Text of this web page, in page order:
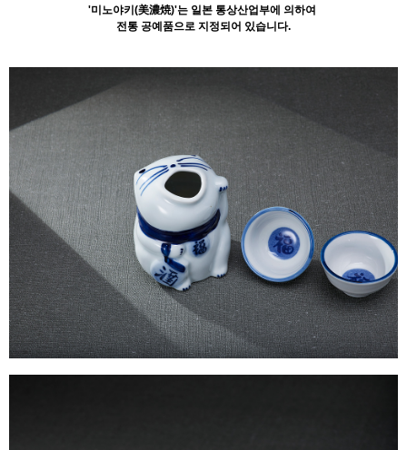
'미노야키(美濃焼)'는 일본 통상산업부에 의하여
전통 공예품으로 지정되어 있습니다.